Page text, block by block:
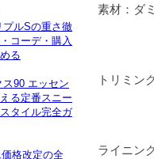
素材：ダ
トリミン
ライニン
ルSの重さ徹
コーデ・購入
る
90 エッセン
る定番スニー
タイル完全ガ
格改定の全